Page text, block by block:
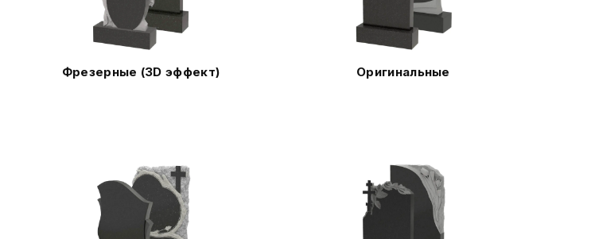
Фрезерные (3D эффект) Оригинальные